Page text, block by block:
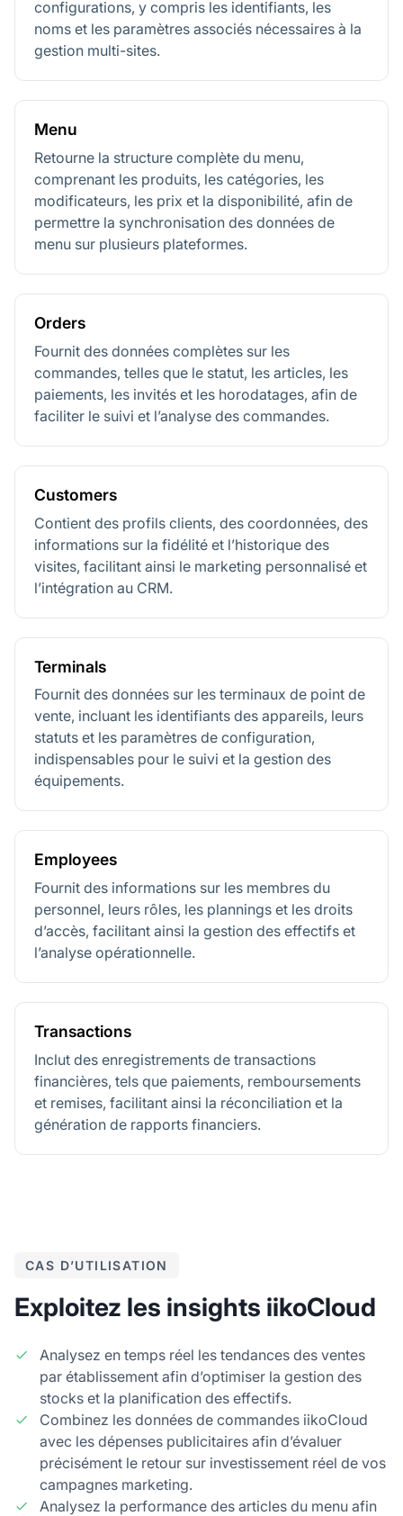
configurations, y compris les identifiants, les
noms et les paramètres associés nécessaires à la
gestion multi-sites.
Menu
Retourne la structure complète du menu,
comprenant les produits, les catégories, les
modificateurs, les prix et la disponibilité, afin de
permettre la synchronisation des données de
menu sur plusieurs plateformes.
Orders
Fournit des données complètes sur les
commandes, telles que le statut, les articles, les
paiements, les invités et les horodatages, afin de
faciliter le suivi et l’analyse des commandes.
Customers
Contient des profils clients, des coordonnées, des
informations sur la fidélité et l’historique des
visites, facilitant ainsi le marketing personnalisé et
l’intégration au CRM.
Terminals
Fournit des données sur les terminaux de point de
vente, incluant les identifiants des appareils, leurs
statuts et les paramètres de configuration,
indispensables pour le suivi et la gestion des
équipements.
Employees
Fournit des informations sur les membres du
personnel, leurs rôles, les plannings et les droits
d’accès, facilitant ainsi la gestion des effectifs et
l’analyse opérationnelle.
Transactions
Inclut des enregistrements de transactions
financières, tels que paiements, remboursements
et remises, facilitant ainsi la réconciliation et la
génération de rapports financiers.
CAS D’UTILISATION
Exploitez les insights iikoCloud
Analysez en temps réel les tendances des ventes
par établissement afin d’optimiser la gestion des
stocks et la planification des effectifs.
Combinez les données de commandes iikoCloud
avec les dépenses publicitaires afin d’évaluer
précisément le retour sur investissement réel de vos
campagnes marketing.
Analysez la performance des articles du menu afin